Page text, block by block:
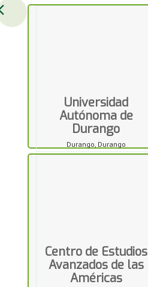
Universidad
Autónoma de
Durango
Durango, Durango
Centro de Estudios
Avanzados de las
Américas